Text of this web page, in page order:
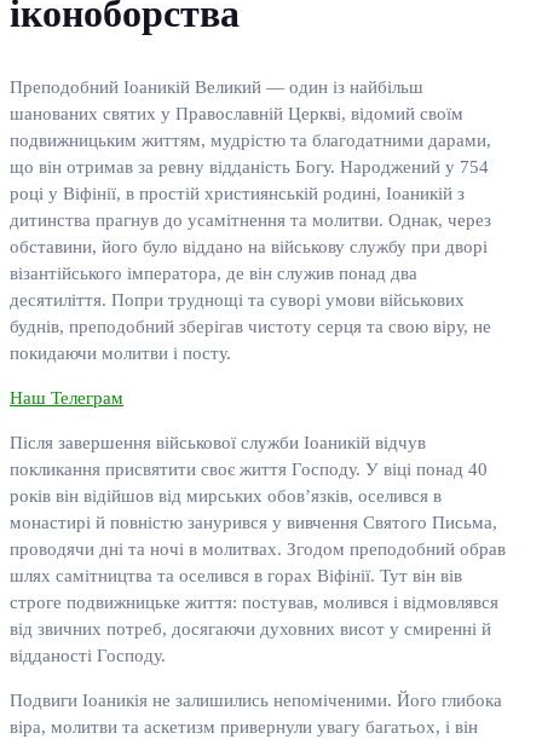
іконоборства
Преподобний Іоаникій Великий — один із найбільш
шанованих святих у Православній Церкві, відомий своїм
подвижницьким життям, мудрістю та благодатними дарами,
що він отримав за ревну відданість Богу. Народжений у 754
році у Віфінії, в простій християнській родині, Іоаникій з
дитинства прагнув до усамітнення та молитви. Однак, через
обставини, його було віддано на військову службу при дворі
візантійського імператора, де він служив понад два
десятиліття. Попри труднощі та суворі умови військових
буднів, преподобний зберігав чистоту серця та свою віру, не
покидаючи молитви і посту.
Наш Телеграм
Після завершення військової служби Іоаникій відчув
покликання присвятити своє життя Господу. У віці понад 40
років він відійшов від мирських обов’язків, оселився в
монастирі й повністю занурився у вивчення Святого Письма,
проводячи дні та ночі в молитвах. Згодом преподобний обрав
шлях самітництва та оселився в горах Віфінії. Тут він вів
строге подвижницьке життя: постував, молився і відмовлявся
від звичних потреб, досягаючи духовних висот у смиренні й
відданості Господу.
Подвиги Іоаникія не залишились непоміченими. Його глибока
віра, молитви та аскетизм привернули увагу багатьох, і він